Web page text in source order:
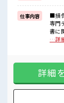
■職場の雰囲気
一息つける休
持ち物が多い
ロッカー付き
残業は少なめ！
仕事内容
■損
専門
書に
問い
験を
ょっ
ほと
≪週
≪自
…詳
詳細